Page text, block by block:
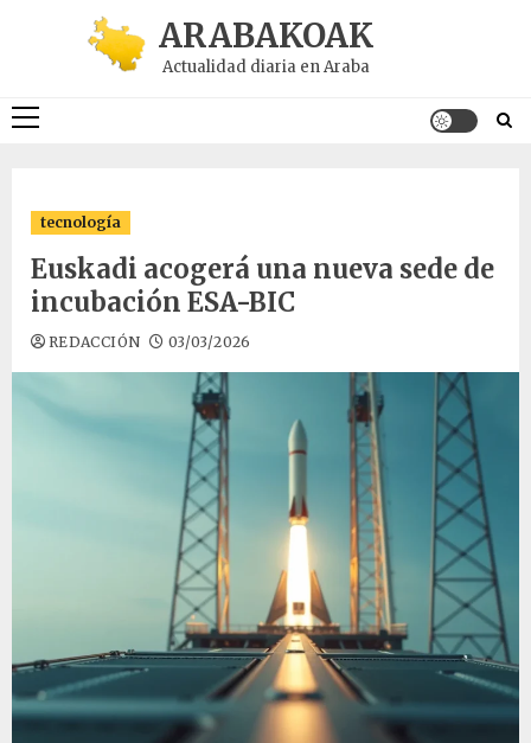
ARABAKOAK
Actualidad diaria en Araba
Menú
tecnología
Euskadi acogerá una nueva sede de
incubación ESA-BIC
REDACCIÓN 03/03/2026